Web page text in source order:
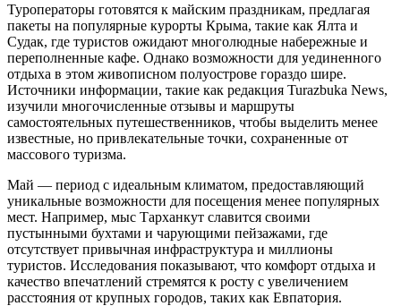
Туроператоры готовятся к майским праздникам, предлагая
пакеты на популярные курорты Крыма, такие как Ялта и
Судак, где туристов ожидают многолюдные набережные и
переполненные кафе. Однако возможности для уединенного
отдыха в этом живописном полуострове гораздо шире.
Источники информации, такие как редакция Turazbuka News,
изучили многочисленные отзывы и маршруты
самостоятельных путешественников, чтобы выделить менее
известные, но привлекательные точки, сохраненные от
массового туризма.
Май — период с идеальным климатом, предоставляющий
уникальные возможности для посещения менее популярных
мест. Например, мыс Тарханкут славится своими
пустынными бухтами и чарующими пейзажами, где
отсутствует привычная инфраструктура и миллионы
туристов. Исследования показывают, что комфорт отдыха и
качество впечатлений стремятся к росту с увеличением
расстояния от крупных городов, таких как Евпатория.